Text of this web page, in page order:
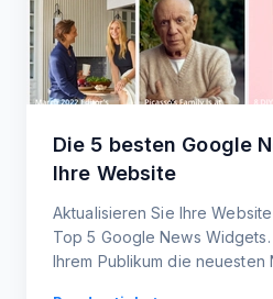
Die 5 besten Google
Ihre Website
Aktualisieren Sie Ihre
Top 5 Google News
Ihrem Publikum die neuesten